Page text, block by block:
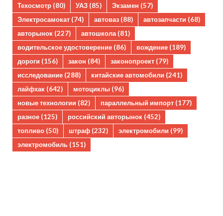
Техосмотр (80) УАЗ (85) Экзамен (57)
Электросамокат (74) автоваз (88) автозапчасти (68)
авторынок (227) автошкола(81)
водительское удостоверение (86) вождение (189)
дороги (156) закон (84) законопроект (79)
исследование (288) китайские автомобили (241)
лайфхак (642) мотоциклы (96)
новые технологии (82) параллельный импорт (177)
разное (125) российский авторынок (452)
топливо (50) штраф (232) электромобили (99)
электромобиль (151)